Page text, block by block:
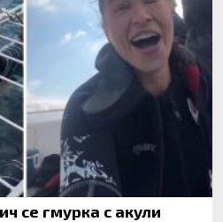
се гмурка с акули